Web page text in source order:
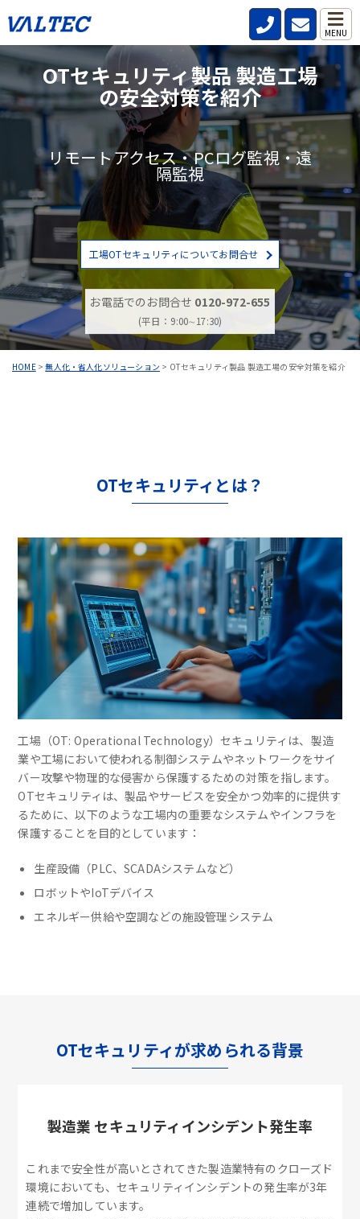
MENU
HOME>無人化・省人化ソリューション > OTセキュリティ製品 製造工場の安全対策を紹介
OTセキュリティ製品 製造工場
の安全対策を紹介
リモートアクセス・PCログ監視・遠
隔監視
工場OTセキュリティについてお問合せ
お電話でのお問合せ 0120-972-655
(平日：9:00∼17:30)
OTセキュリティとは？
工場（OT: Operational Technology）セキュリティは、製造
業や工場において使われる制御システムやネットワークをサイ
バー攻撃や物理的な侵害から保護するための対策を指します。
OTセキュリティは、製品やサービスを安全かつ効率的に提供す
るために、以下のような工場内の重要なシステムやインフラを
保護することを目的としています：
生産設備（PLC、SCADAシステムなど）
ロボットやIoTデバイス
エネルギー供給や空調などの施設管理システム
OTセキュリティが求められる背景
製造業 セキュリティインシデント発生率
これまで安全性が高いとされてきた製造業特有のクローズド
環境においても、セキュリティインシデントの発生率が3年
連続で増加しています。